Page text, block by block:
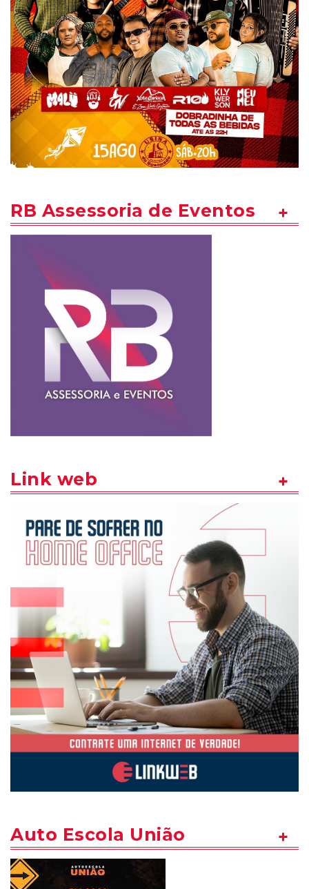
RB Assessoria de Eventos
Link web
Auto Escola União